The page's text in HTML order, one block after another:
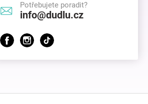
Potřebujete poradit?
info@dudlu.cz